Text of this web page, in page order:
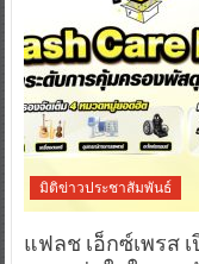
มิติข่าวประชาสัมพันธ์
แฟลช เอ็กซ์เพรส เ